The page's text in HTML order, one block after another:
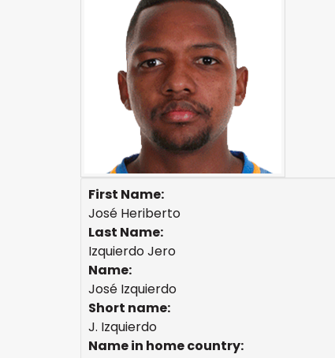
First Name:
José Heriberto
Last Name:
Izquierdo Jero
Name:
José Izquierdo
Short name:
J. Izquierdo
Name in home country: